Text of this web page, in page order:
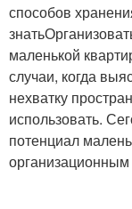
способов
маленькой
случаи, когда
нехватку
использовать.
потенциал
организационным